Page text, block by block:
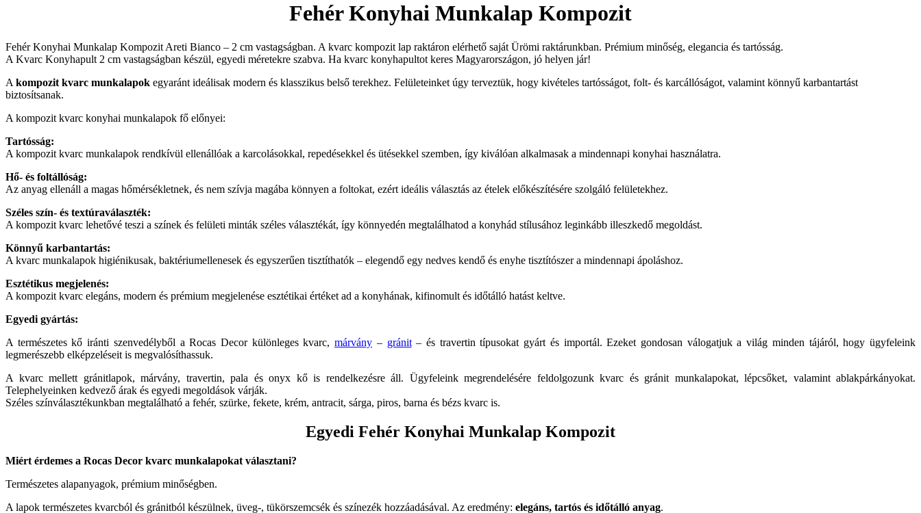
Fehér Konyhai Munkalap Kompozit
Fehér Konyhai Munkalap Kompozit Areti Bianco – 2 cm vastagságban. A kvarc kompozit lap raktáron elérhető saját Ürömi raktárunkban. Prémium minőség, elegancia és tartósság.
A Kvarc Konyhapult 2 cm vastagságban készül, egyedi méretekre szabva. Ha kvarc konyhapultot keres Magyarországon, jó helyen jár!
A kompozit kvarc munkalapok egyaránt ideálisak modern és klasszikus belső terekhez. Felületeinket úgy terveztük, hogy kivételes tartósságot, folt- és karcállóságot, valamint könnyű karbantartást
biztosítsanak.
A kompozit kvarc konyhai munkalapok fő előnyei:
Tartósság:
A kompozit kvarc munkalapok rendkívül ellenállóak a karcolásokkal, repedésekkel és ütésekkel szemben, így kiválóan alkalmasak a mindennapi konyhai használatra.
Hő- és foltállóság:
Az anyag ellenáll a magas hőmérsékletnek, és nem szívja magába könnyen a foltokat, ezért ideális választás az ételek előkészítésére szolgáló felületekhez.
Széles szín- és textúraválaszték:
A kompozit kvarc lehetővé teszi a színek és felületi minták széles választékát, így könnyedén megtalálhatod a konyhád stílusához leginkább illeszkedő megoldást.
Könnyű karbantartás:
A kvarc munkalapok higiénikusak, baktériumellenesek és egyszerűen tisztíthatók – elegendő egy nedves kendő és enyhe tisztítószer a mindennapi ápoláshoz.
Esztétikus megjelenés:
A kompozit kvarc elegáns, modern és prémium megjelenése esztétikai értéket ad a konyhának, kifinomult és időtálló hatást keltve.
Egyedi gyártás:
A természetes kő iránti szenvedélyből a Rocas Decor különleges kvarc,márvány – gránit– és travertin típusokat gyárt és importál. Ezeket gondosan válogatjuk a világ minden tájáról, hogy ügyfeleink
legmerészebb elképzeléseit is megvalósíthassuk.
A kvarc mellett gránitlapok, márvány, travertin, pala és onyx kő is rendelkezésre áll. Ügyfeleink megrendelésére feldolgozunk kvarc és gránit munkalapokat, lépcsőket, valamint ablakpárkányokat.
Telephelyeinken kedvező árak és egyedi megoldások várják.
Széles színválasztékunkban megtalálható a fehér, szürke, fekete, krém, antracit, sárga, piros, barna és bézs kvarc is.
Egyedi Fehér Konyhai Munkalap Kompozit
Miért érdemes a Rocas Decor kvarc munkalapokat választani?
Természetes alapanyagok, prémium minőségben.
A lapok természetes kvarcból és gránitból készülnek, üveg-, tükörszemcsék és színezék hozzáadásával. Az eredmény: elegáns, tartós és időtálló anyag.